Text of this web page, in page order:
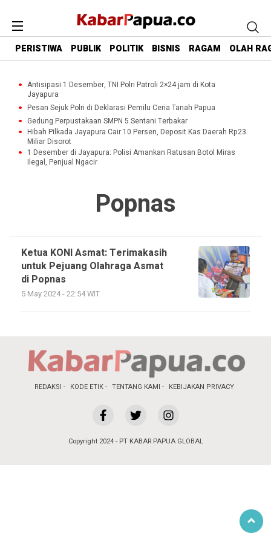
PERISTIWA PUBLIK POLITIK BISNIS RAGAM OLAH
Antisipasi 1 Desember, TNI Polri Patroli 2×24 jam di Kota
Jayapura
Pesan Sejuk Polri di Deklarasi Pemilu Ceria Tanah Papua
Gedung Perpustakaan SMPN 5 Sentani Terbakar
Hibah Pilkada Jayapura Cair 10 Persen, Deposit Kas Daerah Rp23
Miliar Disorot
1 Desember di Jayapura: Polisi Amankan Ratusan Botol Miras
Ilegal, Penjual Ngacir
Popnas
Ketua KONI Asmat: Terimakasih
untuk Pejuang Olahraga Asmat
di Popnas
5 May 2024 - 22:54 WIT
REDAKSI KODE ETIK TENTANG KAMI KEBIJAKAN PRIVACY
Copyright 2024 - PT KABAR PAPUA GLOBAL